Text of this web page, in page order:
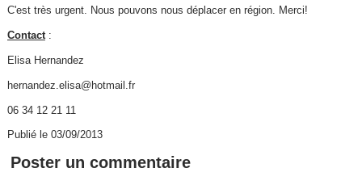
C'est très urgent. Nous pouvons nous déplacer en région. Merci!
Contact:
Elisa Hernandez
hernandez.elisa@hotmail.fr
06 34 12 21 11
Publié le 03/09/2013
Poster un commentaire